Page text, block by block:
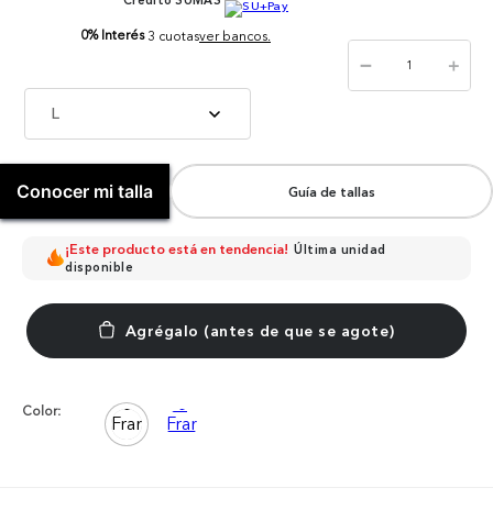
0% Interés 3 cuotasver bancos.
L
＋
－
Conocer mi talla Guía de tallas
¡Este producto está en tendencia! Última unidad
disponible
Color: